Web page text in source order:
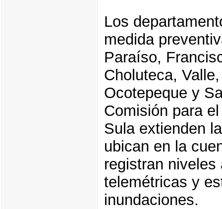
Los
medida
Paraíso,
Choluteca,
Ocotepeque y
Comisión para
Sula extienden
ubican en la
registran
telemétricas y
inundaciones.